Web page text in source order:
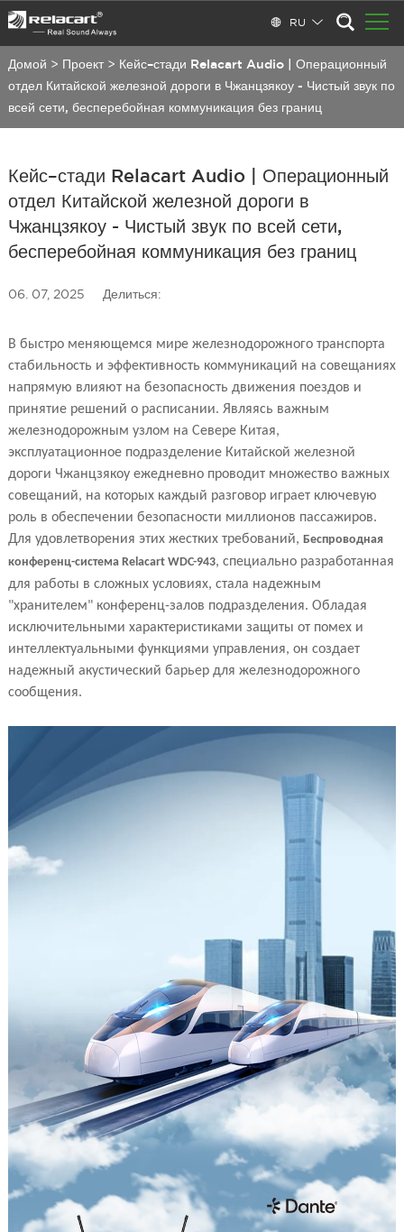
RU
Домой > Проект> Кейс–стади Relacart Audio | Операционный
отдел Китайской железной дороги в Чжанцзякоу - Чистый звук по
всей сети, бесперебойная коммуникация без границ
Кейс–стади Relacart Audio | Операционный
отдел Китайской железной дороги в
Чжанцзякоу - Чистый звук по всей сети,
бесперебойная коммуникация без границ
06. 07, 2025 Делиться:
В быстро меняющемся мире железнодорожного транспорта
стабильность и эффективность коммуникаций на совещаниях
напрямую влияют на безопасность движения поездов и
принятие решений о расписании. Являясь важным
железнодорожным узлом на Севере Китая,
эксплуатационное подразделение Китайской железной
дороги Чжанцзякоу ежедневно проводит множество важных
совещаний, на которых каждый разговор играет ключевую
роль в обеспечении безопасности миллионов пассажиров.
Для удовлетворения этих жестких требований, Беспроводная
конференц-система Relacart WDC-943, специально разработанная
для работы в сложных условиях, стала надежным
"хранителем" конференц-залов подразделения. Обладая
исключительными характеристиками защиты от помех и
интеллектуальными функциями управления, он создает
надежный акустический барьер для железнодорожного
сообщения.